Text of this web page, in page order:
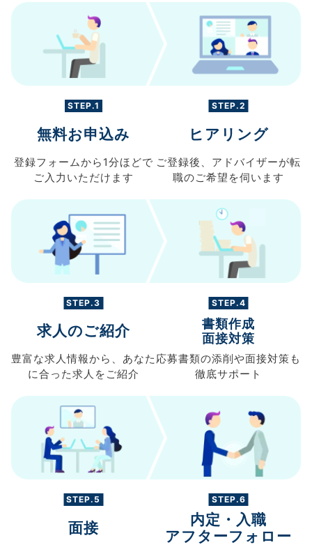
STEP.1
無料お申込み
登録フォームから 1分ほどで
ご入力 いただけます
STEP.2
ヒアリング
ご登録後、 アドバイザーが転
職のご希望を伺います
STEP.3
求人のご紹介
豊富な求人情報から、 あなた
に合った求人を ご紹介
STEP.4
書類作成
面接対策
応募書類の添削や面接対策も
徹底サポート
STEP.5
面接
STEP.6
内定・入職
アフターフォロー